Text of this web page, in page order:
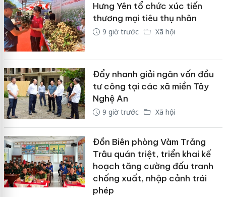
Hưng Yên tổ chức xúc tiến
thương mại tiêu thụ nhãn
9 giờ trước Xã hội
Đẩy nhanh giải ngân vốn đầu
tư công tại các xã miền Tây
Nghệ An
9 giờ trước Xã hội
Đồn Biên phòng Vàm Trảng
Trâu quán triệt, triển khai kế
hoạch tăng cường đấu tranh
chống xuất, nhập cảnh trái
phép